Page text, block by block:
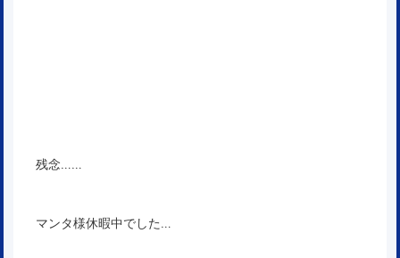
残念……
マンタ様休暇中でした…